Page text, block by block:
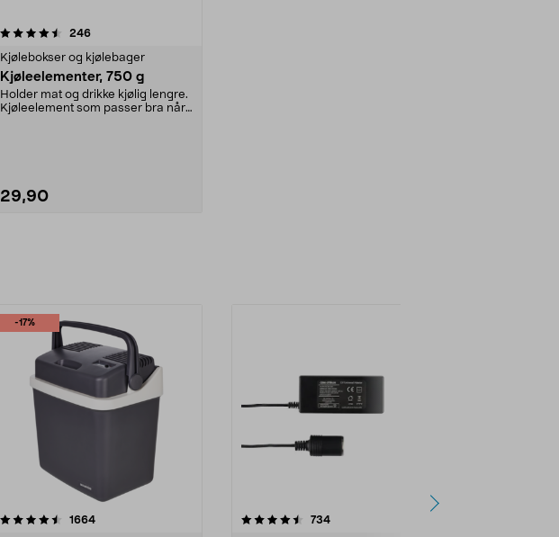
246anmeldelser
Kjølebokser og kjølebager
Kjøleelementer, 750 g
Holder mat og drikke kjølig lengre.
Kjøleelement som passer bra når
29,90
-17%
1664anmeldelser
4.5 av 5 stjerner 734anmeldelser
4.5 av 5 stjerner